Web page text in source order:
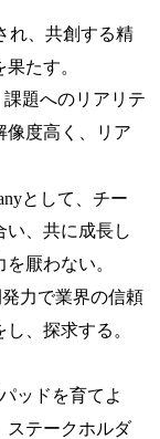
れ、共創する精
たす。
題へのリアリテ
像度高く、リア
として、チー
い、共に成長し
厭わない。
発力で業界の信頼
、探求する。
ッドを育てよ
ステークホルダ